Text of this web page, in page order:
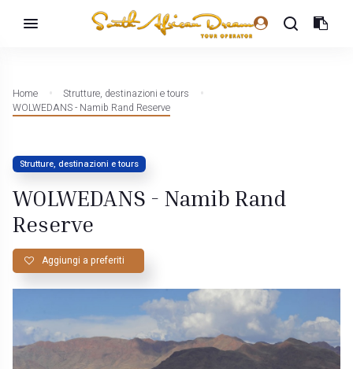
Home
Strutture, destinazioni e tours
WOLWEDANS - Namib Rand Reserve
Strutture, destinazioni e tours
WOLWEDANS - Namib Rand
Reserve
Aggiungi a preferiti